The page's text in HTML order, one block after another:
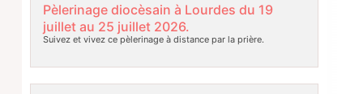
Pèlerinage diocèsain à Lourdes du 19
juillet au 25 juillet 2026.
Suivez et vivez ce pèlerinage à distance par la prière.